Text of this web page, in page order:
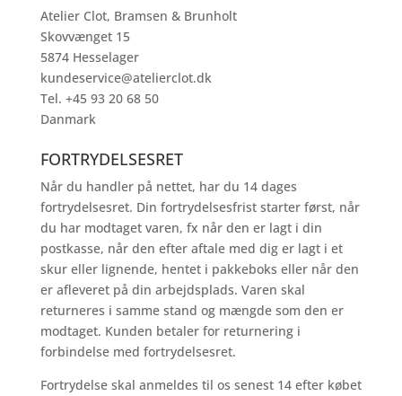
Atelier Clot, Bramsen & Brunholt
Skovvænget 15
5874 Hesselager
kundeservice@atelierclot.dk
Tel. +45 93 20 68 50
Danmark
FORTRYDELSESRET
Når du handler på nettet, har du 14 dages
fortrydelsesret. Din fortrydelsesfrist starter først, når
du har modtaget varen, fx når den er lagt i din
postkasse, når den efter aftale med dig er lagt i et
skur eller lignende, hentet i pakkeboks eller når den
er afleveret på din arbejdsplads. Varen skal
returneres i samme stand og mængde som den er
modtaget. Kunden betaler for returnering i
forbindelse med fortrydelsesret.
Fortrydelse skal anmeldes til os senest 14 efter købet